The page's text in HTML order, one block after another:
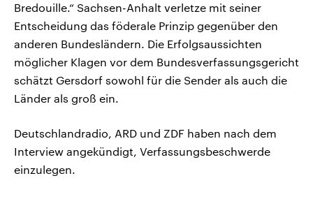
Bredouille.“ Sachsen-Anhalt verletze mit seiner
Entscheidung das föderale Prinzip gegenüber den
anderen Bundesländern. Die Erfolgsaussichten
möglicher Klagen vor dem Bundesverfassungsgericht
schätzt Gersdorf sowohl für die Sender als auch die
Länder als groß ein.
Deutschlandradio, ARD und ZDF haben nach dem
Interview angekündigt, Verfassungsbeschwerde
einzulegen.